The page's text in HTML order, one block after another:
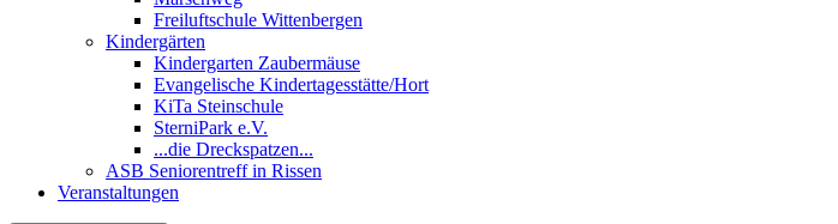
Freiluftschule Wittenbergen
Kindergärten
Kindergarten Zaubermäuse
Evangelische Kindertagesstätte/Hort
KiTa Steinschule
SterniPark e.V.
...die Dreckspatzen...
ASB Seniorentreff in Rissen
Veranstaltungen